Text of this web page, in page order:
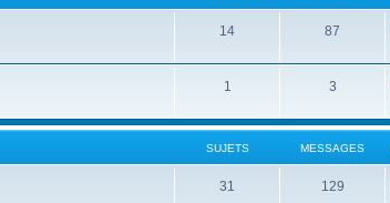
14 87
1 3
SUJETS MESSAGES
31 129